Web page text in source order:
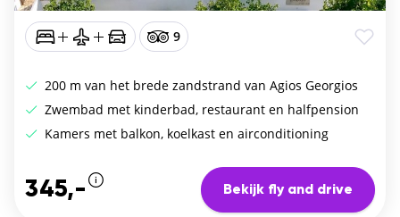
9
200 m van het brede zandstrand van Agios Georgios
Zwembad met kinderbad, restaurant en halfpension
Kamers met balkon, koelkast en airconditioning
345,- Bekijk fly and drive